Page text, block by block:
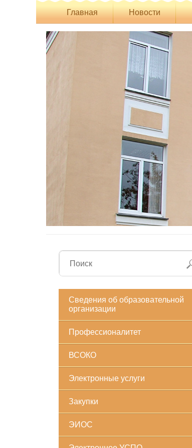
Главная Новости
Сведения об образовательной
организации
Профессионалитет
ВСОКО
Электронные услуги
Закупки
ЭИОС